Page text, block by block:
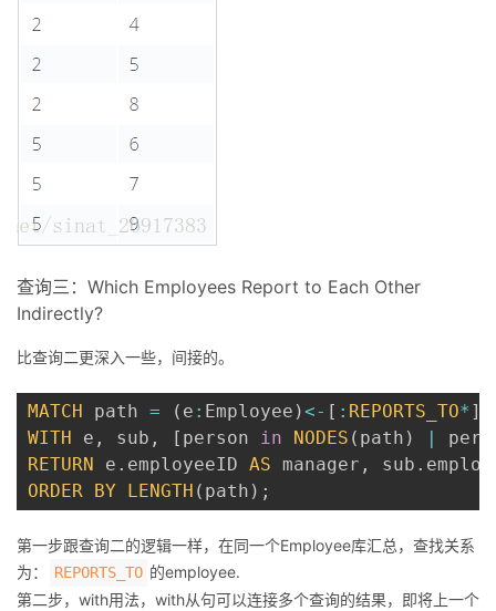
查询三：Which Employees Report to Each Other
Indirectly?
比查询二更深入一些，间接的。
MATCH path = ( e : Employee )<- [ : REPORTS_TO* ]
WITH
e , sub , [ person in NODES ( path )
RETURN
e . employeeID AS manager , sub .
ORDER
BY LENGTH ( path ) ;
第一步跟查询二的逻辑一样，在同一个Employee库汇总，查找关系
为：
REPORTS_TO 的employee.
第二步，with用法，with从句可以连接多个查询的结果，即将上一个